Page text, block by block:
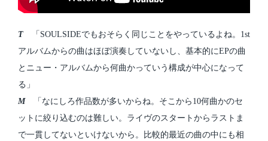
T 「SOULSIDEでもおそらく同じことをやっているよね。1st
アルバムからの曲はほぼ演奏していないし、基本的にEPの曲
とニュー・アルバムから何曲かっていう構成が中心になって
る」
M「なにしろ作品数が多いからね。そこから10何曲かのセ
ットに絞り込むのは難しい。ライヴのスタートからラストま
で一貫してないといけないから。比較的最近の曲の中にも相